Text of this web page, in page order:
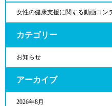
女性の健康支援に関する動画コン
カテゴリー
お知らせ
アーカイブ
2026年8月